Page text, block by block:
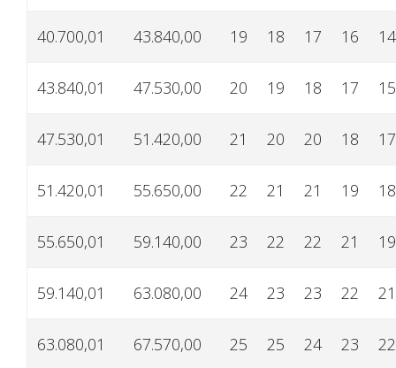
40.700,01 43.840,00 19 18 17 16 14
43.840,01 47.530,00 20 19 18 17 15
47.530,01 51.420,00 21 20 20 18 17
51.420,01 55.650,00 22 21 21 19 18
55.650,01 59.140,00 23 22 22 21 19
59.140,01 63.080,00 24 23 23 22 21
63.080,01 67.570,00 25 25 24 23 22